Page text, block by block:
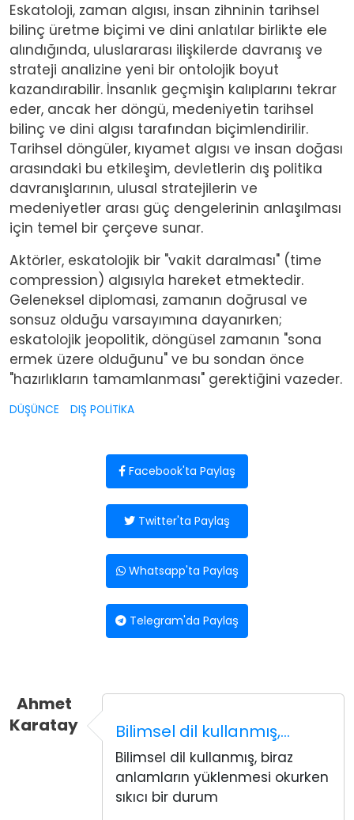
Eskatoloji, zaman algısı, insan zihninin tarihsel
bilinç üretme biçimi ve dini anlatılar birlikte ele
alındığında, uluslararası ilişkilerde davranış ve
strateji analizine yeni bir ontolojik boyut
kazandırabilir. İnsanlık geçmişin kalıplarını tekrar
eder, ancak her döngü, medeniyetin tarihsel
bilinç ve dini algısı tarafından biçimlendirilir.
Tarihsel döngüler, kıyamet algısı ve insan doğası
arasındaki bu etkileşim, devletlerin dış politika
davranışlarının, ulusal stratejilerin ve
medeniyetler arası güç dengelerinin anlaşılması
için temel bir çerçeve sunar.
Aktörler, eskatolojik bir "vakit daralması" (time
compression) algısıyla hareket etmektedir.
Geleneksel diplomasi, zamanın doğrusal ve
sonsuz olduğu varsayımına dayanırken;
eskatolojik jeopolitik, döngüsel zamanın "sona
ermek üzere olduğunu" ve bu sondan önce
"hazırlıkların tamamlanması" gerektiğini vazeder.
DÜŞÜNCE DIŞ POLİTİKA
Facebook'ta Paylaş
Twitter'ta Paylaş
Whatsapp'ta Paylaş
Telegram'da Paylaş
Ahmet
Karatay
Bilimsel dil kullanmış,…
Bilimsel dil kullanmış, biraz
anlamların yüklenmesi okurken
sıkıcı bir durum